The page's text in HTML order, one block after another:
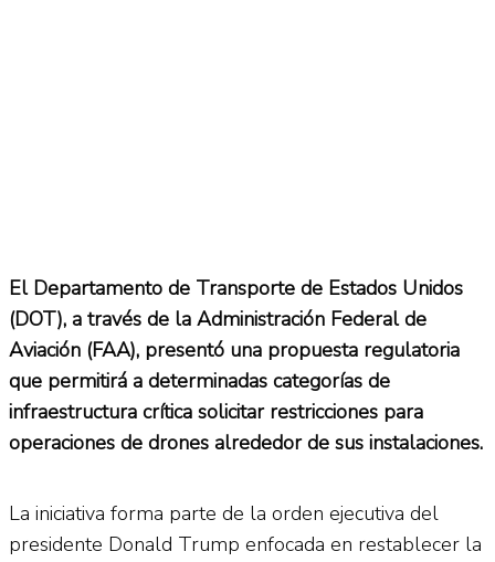
El Departamento de Transporte de Estados Unidos
(DOT), a través de la Administración Federal de
Aviación (FAA), presentó una propuesta regulatoria
que permitirá a determinadas categorías de
infraestructura crítica solicitar restricciones para
operaciones de drones alrededor de sus instalaciones.
La iniciativa forma parte de la orden ejecutiva del
presidente Donald Trump enfocada en restablecer la